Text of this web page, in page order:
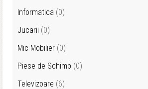
Informatica (0)
Jucarii (0)
Mic Mobilier (0)
Piese de Schimb (0)
Televizoare (6)